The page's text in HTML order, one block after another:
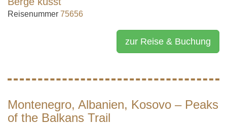
Reisenummer 75656
zur Reise & Buchung
Montenegro, Albanien, Kosovo – Peaks
of the Balkans Trail